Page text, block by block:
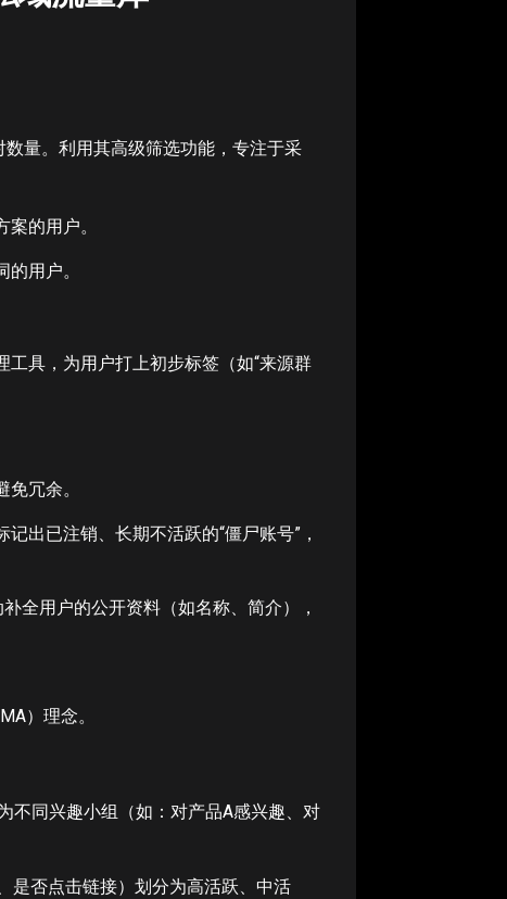
数量。利用其高级筛选功能，专注于采
的用户。
用户。
具，为用户打上初步标签（如“来源群
冗余。
出已注销、长期不活跃的“僵尸账号”，
全用户的公开资料（如名称、简介），
）理念。
不同兴趣小组（如：对产品A感兴趣、对
是否点击链接）划分为高活跃、中活